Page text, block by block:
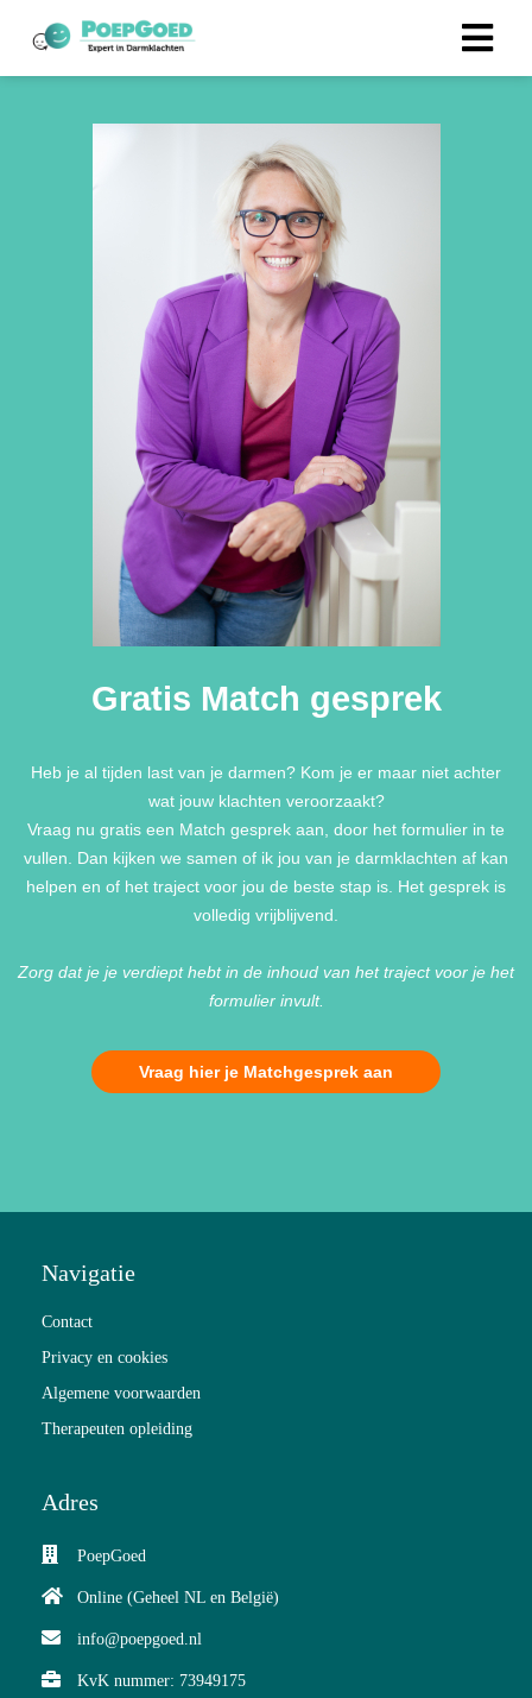
Gratis Match gesprek
Heb je al tijden last van je darmen? Kom je er maar niet achter
wat jouw klachten veroorzaakt?
Vraag nu gratis een Match gesprek aan, door het formulier in te
vullen. Dan kijken we samen of ik jou van je darmklachten af kan
helpen en of het traject voor jou de beste stap is. Het gesprek is
volledig vrijblijvend.
Zorg dat je je verdiept hebt in de inhoud van het traject voor je het
formulier invult.
Vraag hier je Matchgesprek aan
Navigatie
Contact
Privacy en cookies
Algemene voorwaarden
Therapeuten opleiding
Adres
PoepGoed
Online (Geheel NL en België)
info@poepgoed.nl
KvK nummer: 73949175